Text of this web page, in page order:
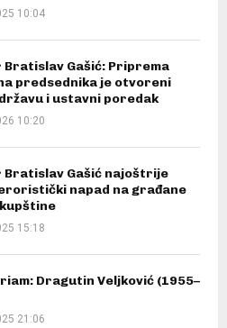
10:04
Gašić: Priprema
predsednika je otvoreni
i ustavni poredak
10:20
Gašić najoštrije
napad na građane
15:18
Dragutin Veljković (1955–
21:06